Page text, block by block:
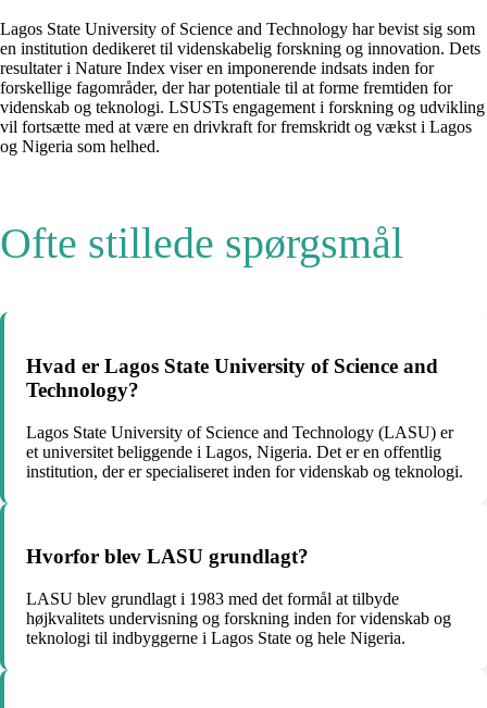
Lagos State University of Science and Technology har bevist sig som
en institution dedikeret til videnskabelig forskning og innovation. Dets
resultater i Nature Index viser en imponerende indsats inden for
forskellige fagområder, der har potentiale til at forme fremtiden for
videnskab og teknologi. LSUSTs engagement i forskning og udvikling
vil fortsætte med at være en drivkraft for fremskridt og vækst i Lagos
og Nigeria som helhed.
Ofte stillede spørgsmål
Hvad er Lagos State University of Science and
Technology?
Lagos State University of Science and Technology (LASU) er
et universitet beliggende i Lagos, Nigeria. Det er en offentlig
institution, der er specialiseret inden for videnskab og teknologi.
Hvorfor blev LASU grundlagt?
LASU blev grundlagt i 1983 med det formål at tilbyde
højkvalitets undervisning og forskning inden for videnskab og
teknologi til indbyggerne i Lagos State og hele Nigeria.